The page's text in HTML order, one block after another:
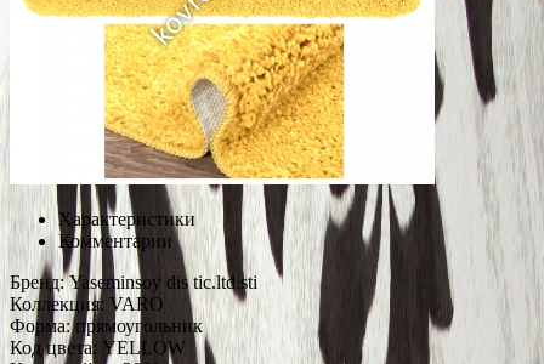
Характеристики
Комментарии
Бренд:Yaseminsoy dis tic.ltd.sti
Коллекция: VARO
Форма:прямоугольник
Код цвета: YELLOW